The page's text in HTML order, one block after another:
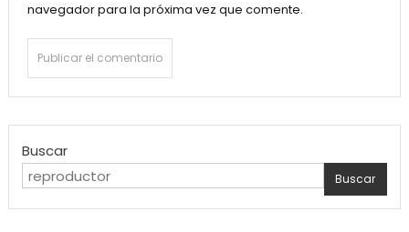
navegador para la próxima vez que comente.
Buscar
Buscar